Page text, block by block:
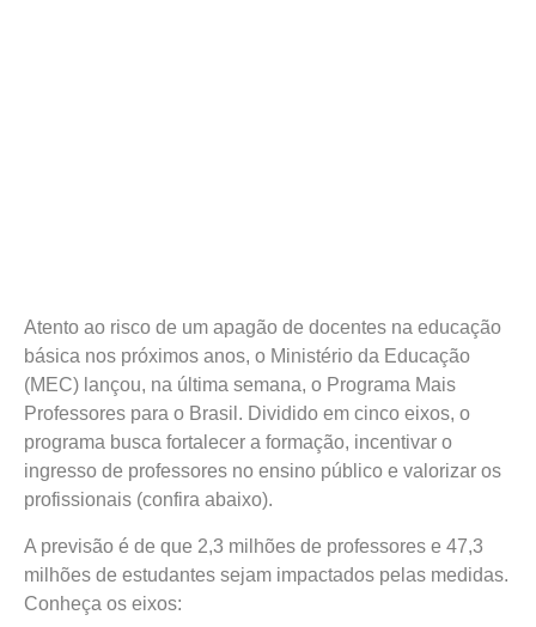
Atento ao risco de um apagão de docentes na educação
básica nos próximos anos, o Ministério da Educação
(MEC) lançou, na última semana, o Programa Mais
Professores para o Brasil. Dividido em cinco eixos, o
programa busca fortalecer a formação, incentivar o
ingresso de professores no ensino público e valorizar os
profissionais (confira abaixo).
A previsão é de que 2,3 milhões de professores e 47,3
milhões de estudantes sejam impactados pelas medidas.
Conheça os eixos: